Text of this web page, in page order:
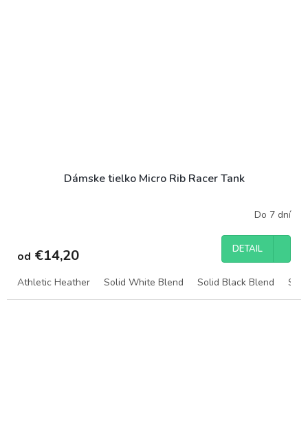
Dámske tielko Micro Rib Racer Tank
Do 7 dní
od €14,20 DETAIL
Athletic Heather Solid White Blend Solid Black Blend